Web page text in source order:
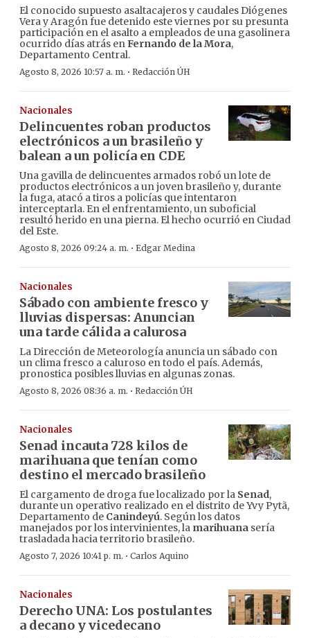
El conocido supuesto asaltacajeros y caudales Diógenes
Vera y Aragón fue detenido este viernes por su presunta
participación en el asalto a empleados de una gasolinera
ocurrido días atrás enFernando de la Mora,
Departamento Central.
Agosto 8, 2026 10:57 a. m. · Redacción ÚH
Nacionales
Delincuentes roban productos
electrónicos a un brasileño y
balean a un policía en CDE
Una gavilla de delincuentes armados robó un lote de
productos electrónicos a un joven brasileño y, durante
la fuga, atacó a tiros a policías que intentaron
interceptarla. En el enfrentamiento, un suboficial
resultó herido en una pierna. El hecho ocurrió en Ciudad
del Este.
Agosto 8, 2026 09:24 a. m. · Edgar Medina
Nacionales
Sábado con ambiente fresco y
lluvias dispersas: Anuncian
una tarde cálida a calurosa
La Dirección de Meteorología anuncia un sábado con
un clima fresco a caluroso en todo el país. Además,
pronostica posibles lluvias en algunas zonas.
Agosto 8, 2026 08:36 a. m. · Redacción ÚH
Nacionales
Senad incauta 728 kilos de
marihuana que tenían como
destino el mercado brasileño
El cargamento de droga fue localizado por la Senad,
durante un operativo realizado en el distrito de Yvy Pytã,
Departamento de Canindeyú. Según los datos
manejados por los intervinientes, la marihuana sería
trasladada hacia territorio brasileño.
Agosto 7, 2026 10:41 p. m. · Carlos Aquino
Nacionales
Derecho UNA: Los postulantes
a decano y vicedecano